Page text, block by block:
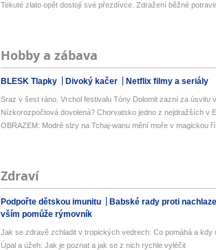
Tekuté zlato opět dostojí své přezdívce. Zdražení běžné
Hobby a zábava
BLESK Tlapky Divoký kačer Netflix filmy a seriály
Sraz v šest ráno. Vrchol festivalu Tóny Dolomit zazní za úsvitu
Nízkorozpočtová dovolená? Chorvatsko jedno z nejdražších v
OBRAZEM: Modré slzy na Tchaj-wanu mění moře v magickou
Zdraví
Podpořte dětskou imunitu
Babské rady proti
vším pomůže rýmovník
Jak se zdravě zchladit v tropických vedrech: Co pomáhá a kdy
Úpal a úžeh: Jak je poznat a jak se z nich rychle vyléčit